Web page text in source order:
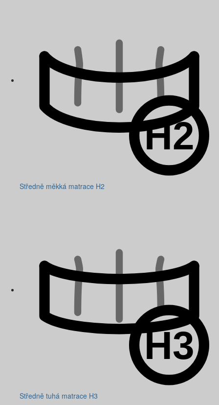
Středně měkká matrace H2
Středně tuhá matrace H3